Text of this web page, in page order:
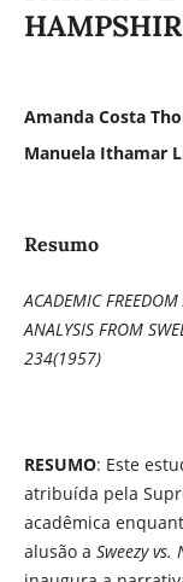
Amanda Costa
Manuela Ithamar
Resumo
ACADEMIC
ANALYSIS FROM
234(1957)
RESUMO: Este
atribuída pela
acadêmica
alusão a Sweezy